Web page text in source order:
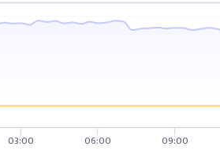
03:00 06:00 09:00